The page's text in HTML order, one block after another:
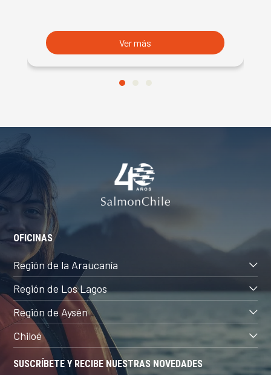
Ver más
SUSCRÍBETE Y RECIBE NUESTRAS NOVEDADES
OFICINAS
Región de la Araucanía
Región de Los Lagos
Región de Aysén
Chiloé